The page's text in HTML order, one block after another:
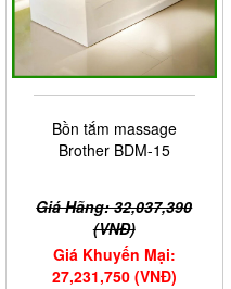
Bồn tắm massage
Brother BDM-15
Giá Hãng: 32,037,390
(VNĐ)
Giá Khuyến Mại:
27,231,750 (VNĐ)